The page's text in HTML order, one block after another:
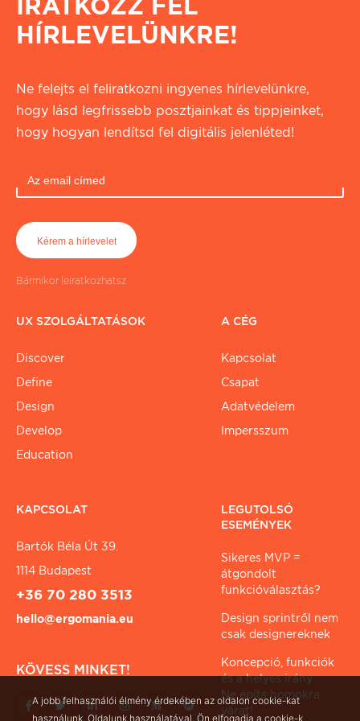
HÍRLEVELÜNKRE!
Ne felejts el feliratkozni ingyenes hírlevelünkre,
hogy lásd legfrissebb posztjainkat és tippjeinket,
hogy hogyan lendítsd fel digitális jelenléted!
Bármikor leiratkozhatsz
UX SZOLGÁLTATÁSOK
Discover
Define
Design
Develop
Education
A CÉG
Kapcsolat
Csapat
Adatvédelem
Impersszum
KAPCSOLAT
Bartók Béla Út 39.
1114 Budapest
+36 70 280 3513
hello@ergomania.eu
KÖVESS MINKET!
LEGUTOLSÓ
ESEMÉNYEK
Sikeres MVP =
átgondolt
funkcióválasztás?
Design sprintről nem
csak designereknek
Koncepció, funkciók
és a helyes irány
Ne építs homokra
várat!
A jobb felhasználói élmény érdekében az oldalon cookie-kat
használunk. Oldalunk használatával, Ön elfogadja a cookie-k